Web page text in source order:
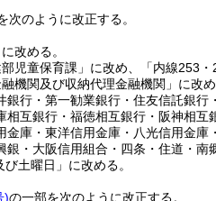
次のように改正する。
改める。
児童保育課」に改め、「内線253・
機関及び収納代理金融機関」に改
行・第一勧業銀行・住友信託銀
互銀行・福徳相互銀行・阪神相
庫・東洋信用金庫・八光信用金
・大阪信用組合・四条・住道・
土曜日」に改める。
)の一部を次のように改正する。